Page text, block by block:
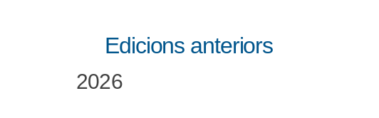
Edicions anteriors
2026